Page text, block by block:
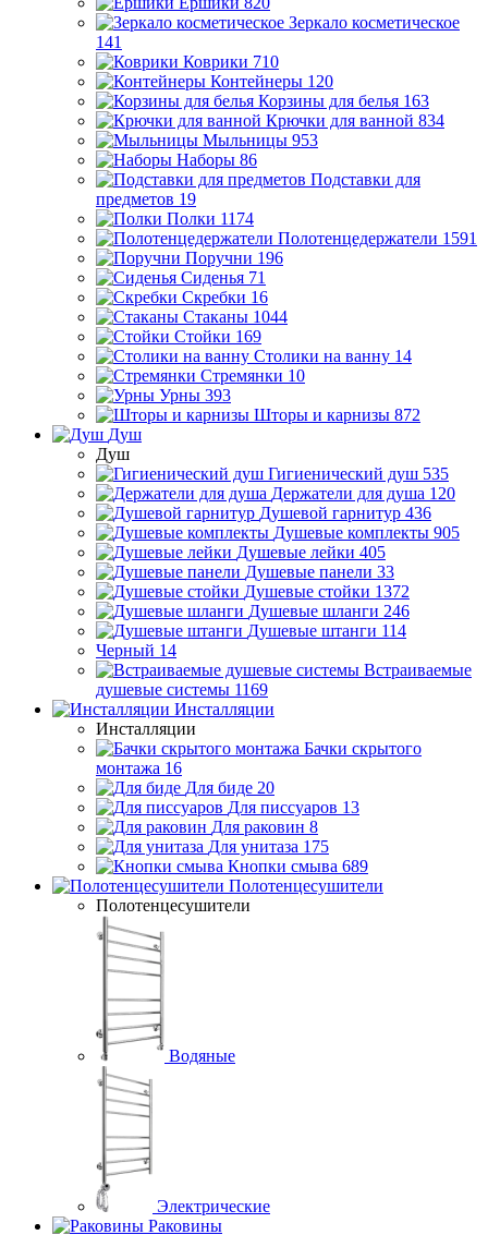
Зеркало косметическое
141
Коврики 710
Контейнеры 120
Корзины для белья 163
Крючки для ванной 834
Мыльницы 953
Наборы 86
Подставки для
предметов 19
Полки 1174
Полотенцедержатели 1591
Поручни 196
Сиденья 71
Скребки 16
Стаканы 1044
Стойки 169
Столики на ванну 14
Стремянки 10
Урны 393
Шторы и карнизы 872
Душ
Душ
Гигиенический душ 535
Держатели для душа 120
Душевой гарнитур 436
Душевые комплекты 905
Душевые лейки 405
Душевые панели 33
Душевые стойки 1372
Душевые шланги 246
Душевые штанги 114
Черный 14
Встраиваемые
душевые системы 1169
Инсталляции
Инсталляции
Бачки скрытого
монтажа 16
Для биде 20
Для писсуаров 13
Для раковин 8
Для унитаза 175
Кнопки смыва 689
Полотенцесушители
Полотенцесушители
Водяные
Электрические
Раковины